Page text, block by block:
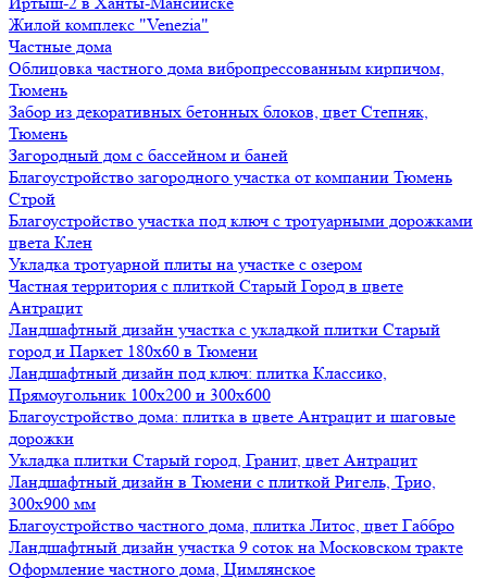
Жилой комплекс "Venezia"
Частные дома
Облицовка частного дома вибропрессованным кирпичом,
Тюмень
Забор из декоративных бетонных блоков, цвет Степняк,
Тюмень
Загородный дом с бассейном и баней
Благоустройство загородного участка от компании Тюмень
Строй
Благоустройство участка под ключ с тротуарными дорожками
цвета Клен
Укладка тротуарной плиты на участке с озером
Частная территория с плиткой Старый Город в цвете
Антрацит
Ландшафтный дизайн участка с укладкой плитки Старый
город и Паркет 180х60 в Тюмени
Ландшафтный дизайн под ключ: плитка Классико,
Прямоугольник 100х200 и 300х600
Благоустройство дома: плитка в цвете Антрацит и шаговые
дорожки
Укладка плитки Старый город, Гранит, цвет Антрацит
Ландшафтный дизайн в Тюмени с плиткой Ригель, Трио,
300х900 мм
Благоустройство частного дома, плитка Литос, цвет Габбро
Ландшафтный дизайн участка 9 соток на Московском тракте
Оформление частного дома, Цимлянское